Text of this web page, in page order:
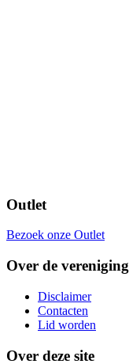
Outlet
Bezoek onze Outlet
Over de vereniging
Disclaimer
Contacten
Lid worden
Over deze site